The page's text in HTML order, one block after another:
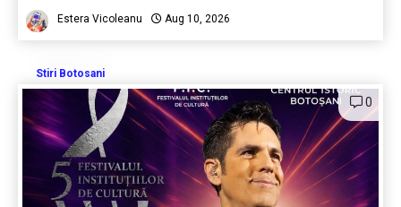
Estera Vicoleanu Aug 10, 2026
Stiri Botosani
0